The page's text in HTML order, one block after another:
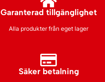
Garanterad tillgänglighet
Alla produkter från eget lager
Säker betalning